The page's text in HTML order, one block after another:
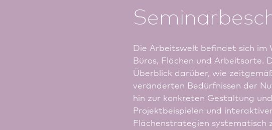
Die Arbeitswelt befindet sich im
Büros, Flächen und Arbeitsorte.
Überblick darüber, wie
veränderten Bedürfnissen der
hin zur konkreten Gestaltung
Projektbeispielen und
Flächenstrategien systematisch